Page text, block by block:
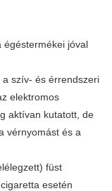
égéstermékei jóval
szív- és érrendszeri
elektromos
aktívan kutatott, de
vérnyomást és a
füst
esetén